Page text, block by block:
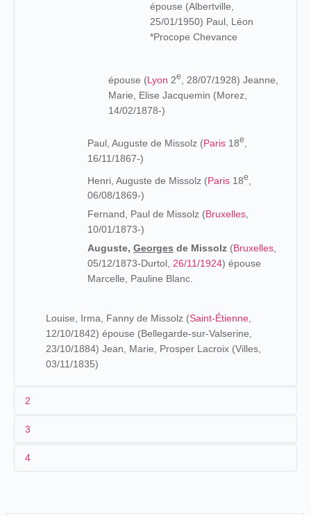
épouse (Albertville,
25/01/1950) Paul, Léon
*Procope Chevance
épouse (Lyon 2e
, 28/07/1928) Jeanne,
Marie, Elise Jacquemin (Morez,
14/02/1878-)
Paul, Auguste de Missolz (Paris 18e
16/11/1867-)
Henri, Auguste de Missolz (Paris 18e
06/08/1869-)
Fernand, Paul de Missolz (Bruxelles,
10/01/1873-)
Auguste, Georges de Missolz (Bruxelles,
05/12/1873-Durtol, 26/11/1924) épouse
Marcelle, Pauline Blanc.
Louise, Irma, Fanny de Missolz (Saint-Étienne,
12/10/1842) épouse (Bellegarde-sur-Valserine,
23/10/1884) Jean, Marie, Prosper Lacroix (Villes,
03/11/1835)
2
servicio militarque efectúa en el 101 regimiento de
3
4